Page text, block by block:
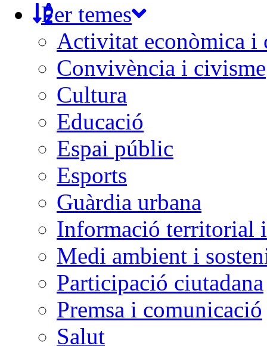
Per temes
Activitat econòmica i
Convivència i civisme
Cultura
Educació
Espai públic
Esports
Guàrdia urbana
Informació territorial
Medi ambient i
Participació ciutadana
Premsa i comunicació
Salut